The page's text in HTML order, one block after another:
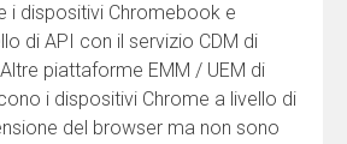
i dispositivi Chromebook e
di API con il servizio CDM di
piattaforme EMM / UEM di
i dispositivi Chrome a livello di
del browser ma non sono